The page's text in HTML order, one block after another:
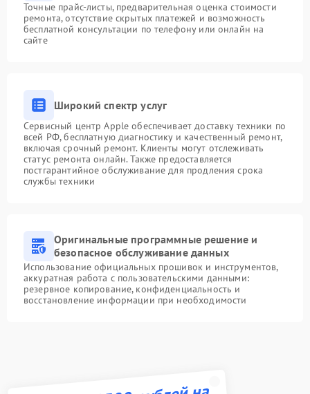
Точные прайс-листы, предварительная оценка стоимости
ремонта, отсутствие скрытых платежей и возможность
бесплатной консультации по телефону или онлайн на
сайте
Широкий спектр услуг
Сервисный центр Apple обеспечивает доставку техники по
всей РФ, бесплатную диагностику и качественный ремонт,
включая срочный ремонт. Клиенты могут отслеживать
статус ремонта онлайн. Также предоставляется
постгарантийное обслуживание для продления срока
службы техники
Оригинальные программные решение и
безопасное обслуживание данных
Использование официальных прошивок и инструментов,
аккуратная работа с пользовательскими данными:
резервное копирование, конфиденциальность и
восстановление информации при необходимости